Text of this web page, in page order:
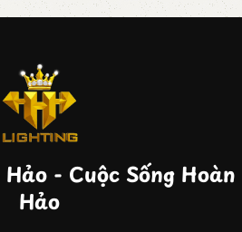
- Cuộc Sống Hoàn
Hảo